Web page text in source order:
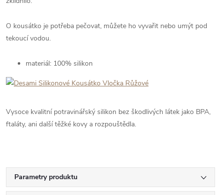
O kousátko je potřeba pečovat, můžete ho vyvařit nebo umýt pod
tekoucí vodou.
materiál: 100% silikon
Vysoce kvalitní potravinářský silikon bez škodlivých látek jako BPA,
ftaláty, ani další těžké kovy a rozpouštědla.
Parametry produktu